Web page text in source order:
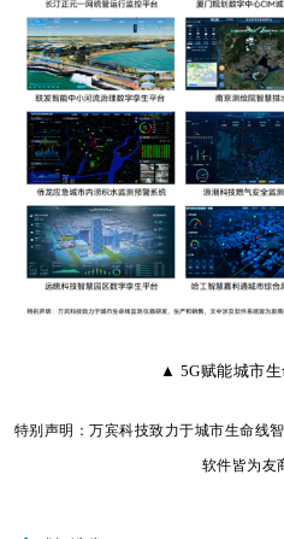
▲ 5G赋能城市
特别声明：万宾科技致力于城市生命线
软件皆为友